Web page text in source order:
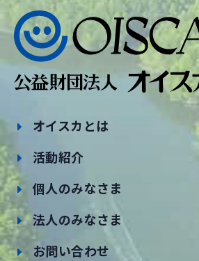
オイスカとは
活動紹介
個人のみなさま
法人のみなさま
お問い合わせ